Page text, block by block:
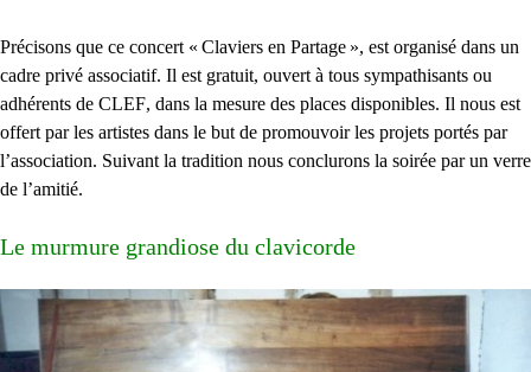
Précisons que ce concert « Claviers en Partage », est organisé dans un
cadre privé associatif. Il est gratuit, ouvert à tous sympathisants ou
adhérents de CLEF, dans la mesure des places disponibles. Il nous est
offert par les artistes dans le but de promouvoir les projets portés par
l’association. Suivant la tradition nous conclurons la soirée par un verre
de l’amitié.
Le murmure grandiose du clavicorde